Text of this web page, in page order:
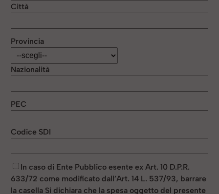
Città
Provincia
Nazionalità
PEC
Codice SDI
In caso di Ente Pubblico esente ex Art. 10 D.P.R.
633/72 come modificato dall’Art. 14 L. 537/93, barrare
la casella Si dichiara che la spesa oggetto del presente